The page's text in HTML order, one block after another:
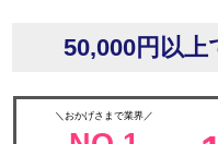
50,000円以上
＼おかげさまで業界／